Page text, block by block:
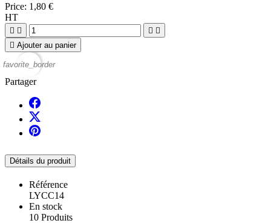
Price: 1,80 €
HT
   
 Ajouter au panier
favorite_border
Partager
Détails du produit
Référence
LYCC14
En stock
10 Produits